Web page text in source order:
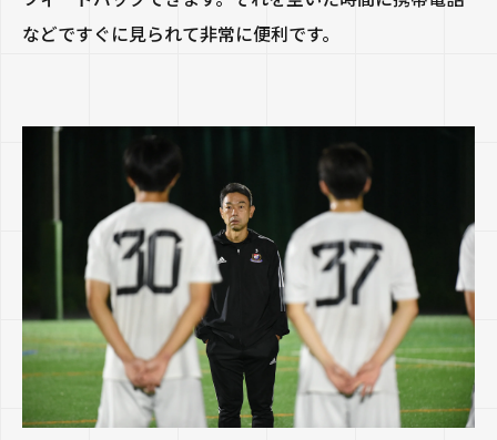
などですぐに見られて非常に便利です。